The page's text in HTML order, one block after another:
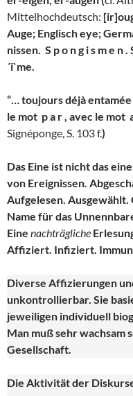
Mittelhochdeutsch:
Auge; Englisch eye;
nissen. S p o n g i s m e n
´i`me.
“… toujours déjà
le mot p a r , avec le mot
Signéponge, S. 103 f.)
Das Eine ist nicht das
von Ereignissen.
Aufgelesen.
Name für das
Eine nachträgliche
Affiziert. Infiziert.
Diverse Affizierungen
unkontrollierbar. Sie
jeweiligen individuell
Man muß sehr wachsam
Gesellschaft.
Die Aktivität der